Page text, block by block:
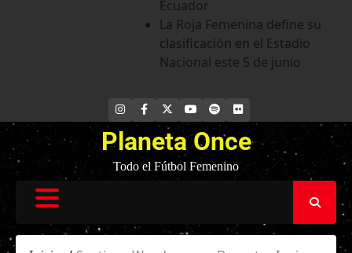
Ecuador
La Roja Femenina define su
clasificación en el Estadio
Nacional este 5 de junio
INSTAGRAM
FACEBOOK YOUTUBE
SPOTIFYFLICKR
Planeta Once
Todo el Fútbol Femenino